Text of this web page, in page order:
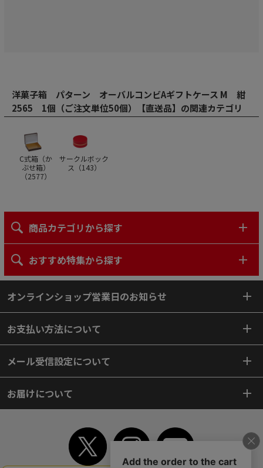
洋菓子箱 パターン オーバルコンビAギフトケース M 紺
2565 1個（ご注文単位50個）【直送品】の関連カテゴリ
C式箱（か
ぶせ箱）
（2577）
サークルボック
ス（143）
商品カテゴリから探す
おすすめ特集から探す
オンラインショップ営業日のお知らせ
お支払い方法について
メール受信設定について
お届けについて